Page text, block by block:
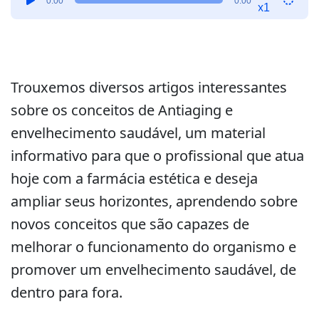
x1
Trouxemos diversos artigos interessantes
sobre os conceitos de Antiaging e
envelhecimento saudável, um material
informativo para que o profissional que atua
hoje com a farmácia estética e deseja
ampliar seus horizontes, aprendendo sobre
novos conceitos que são capazes de
melhorar o funcionamento do organismo e
promover um envelhecimento saudável, de
dentro para fora.